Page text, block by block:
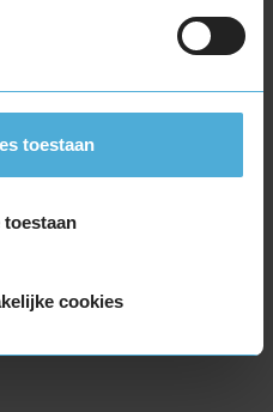
toestaan
toestaan
cookies